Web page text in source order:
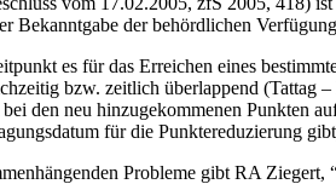
Bekanntgabe der behördlichen
es für das Erreichen eines
bzw. zeitlich überlappend (Tattag
den neu hinzugekommenen Punkten
für die Punktereduzierung
Probleme gibt RA